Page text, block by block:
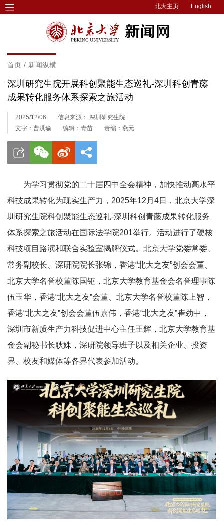
北大主页 English
首页 / 新闻纵横
深圳研究生院开展科创聚能生态巡礼-深圳科创青藤
成果转化服务体系探索之旅活动
2025/12/06
信息来源： 深圳研究生院
文字：曹洪瑜
编辑：青苗 责编：燕元
为学习贯彻党的二十届四中全会精神，加快推动高水平
科技成果转化为现实生产力，2025年12月4日，北京大学深
圳研究生院科创聚能生态巡礼-深圳科创青藤成果转化服务
体系探索之旅活动在国际法学院201举行。活动进行了硬核
科技项目路演和联合实验室揭牌仪式。北京大学党委常委、
常务副校长、深研院院长张锦，香港“北大之友”创会会董、
北京大学名誉校董陈国钜，北京大学教育基金会名誉理事陈
伍玉华，香港“北大之友”会董、北京大学名誉校董陈上智，
香港“北大之友”创会会董伍嘉伟，香港“北大之友”崔劲中，
深圳市新质生产力科技促进中心主任王辉，北京大学教育基
金会副秘书长耿姝，深研院领导班子以及相关企业、投资
界、校友和媒体等各界代表参加活动。